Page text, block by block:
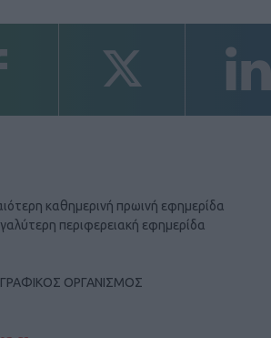
καθημερινή πρωινή εφημερίδα
περιφερειακή εφημερίδα
ΟΡΓΑΝΙΣΜΟΣ